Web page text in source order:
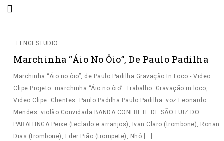
HOME
QUEM SOMOS
ENGESTUDIO
Marchinha “Áio No Ôio”, De Paulo Padilha
Marchinha “Áio no ôio”, de Paulo Padilha Gravação In Loco - Video
Clipe Projeto: marchinha “Áio no ôio”. Trabalho: Gravação in loco,
Video Clipe. Clientes: Paulo Padilha Paulo Padilha: voz Leonardo
Mendes: violão Convidada BANDA CONFRETE DE SÃO LUIZ DO
PARAITINGA Peixe (teclado e arranjos), Ivan Claro (trombone), Ronan
Dias (trombone), Eder Pião (trompete), Nhô [...]
EDIÇÕES FINALIZAÇÃO GRAVAÇÃO AO VIVO